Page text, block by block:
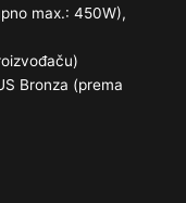
max.: 450W),
Bronza (prema